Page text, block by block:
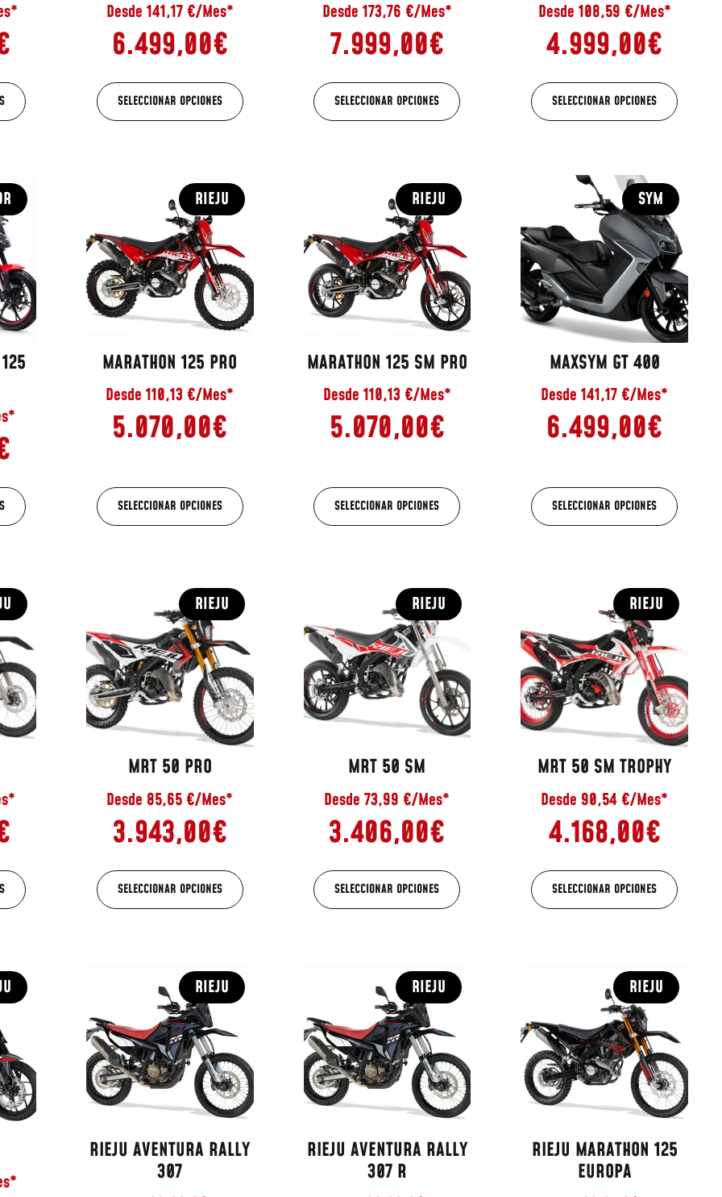
Desde 141,17 €/Mes*
6.499,00€
SELECCIONAR OPCIONES
Desde 173,76 €/Mes*
7.999,00€
SELECCIONAR OPCIONES
Desde 108,59 €/Mes*
4.999,00€
SELECCIONAR OPCIONES
RIEJU
MARATHON 125 PRO
Desde 110,13 €/Mes*
5.070,00€
SELECCIONAR OPCIONES
RIEJU
MARATHON 125 SM PRO
Desde 110,13 €/Mes*
5.070,00€
SELECCIONAR OPCIONES
SYM
MAXSYM GT 400
Desde 141,17 €/Mes*
6.499,00€
SELECCIONAR OPCIONES
RIEJU
MRT 50 PRO
Desde 85,65 €/Mes*
3.943,00€
SELECCIONAR OPCIONES
RIEJU
MRT 50 SM
Desde 73,99 €/Mes*
3.406,00€
SELECCIONAR OPCIONES
RIEJU
MRT 50 SM TROPHY
Desde 90,54 €/Mes*
4.168,00€
SELECCIONAR OPCIONES
RIEJU
RIEJU AVENTURA RALLY
307
RIEJU
RIEJU AVENTURA RALLY
307 R
RIEJU
RIEJU MARATHON 125
EUROPA